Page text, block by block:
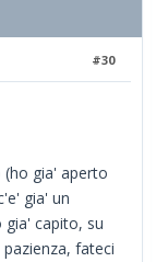
#30
(ho gia' aperto
gia' un
capito, su
fateci